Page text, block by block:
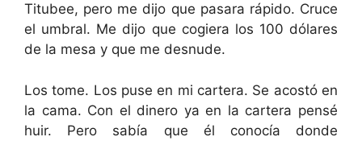
Titubee, pero me dijo que pasara rápido. Cruce
el umbral. Me dijo que cogiera los 100 dólares
de la mesa y que me desnude.
Los tome. Los puse en mi cartera. Se acostó en
la cama. Con el dinero ya en la cartera pensé
huir. Pero sabía que él conocía donde